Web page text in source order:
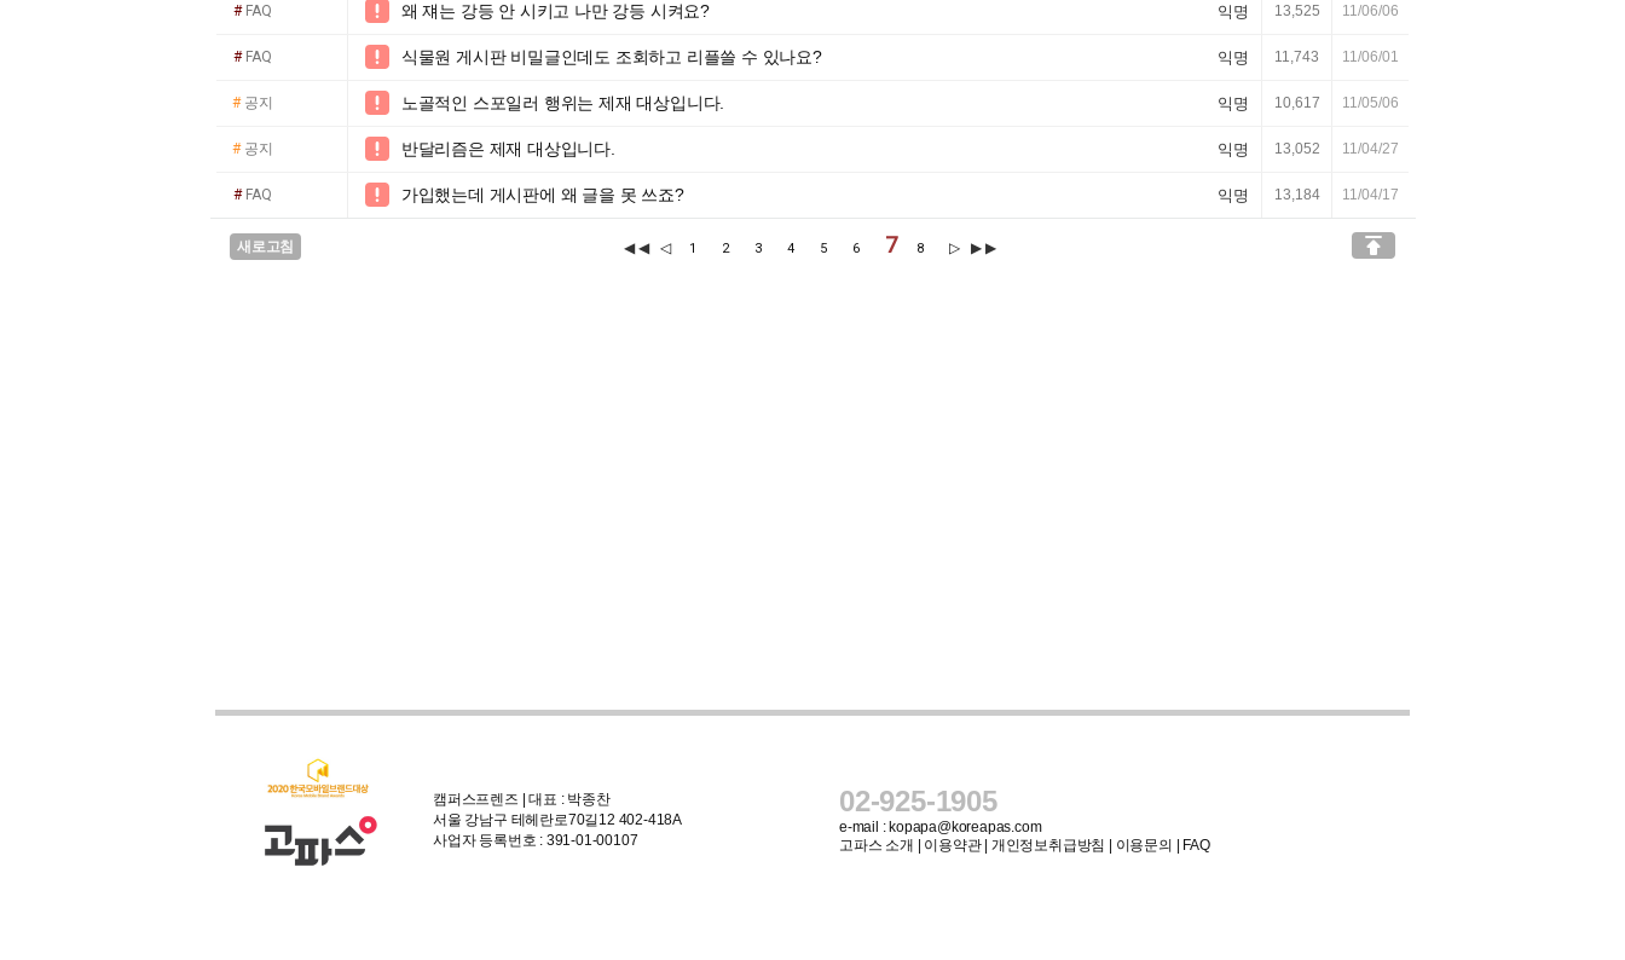
#FAQ  왜 쟤는 강등 안 시키고 나만 강등 시켜요? 익명 13,525 11/06/06
#FAQ  식물원 게시판 비밀글인데도 조회하고 리플쓸 수 있나요? 익명 11,743 11/06/01
#공지  노골적인 스포일러 행위는 제재 대상입니다. 익명 10,617 11/05/06
#공지  반달리즘은 제재 대상입니다. 익명 13,052 11/04/27
#FAQ  가입했는데 게시판에 왜 글을 못 쓰죠? 익명 13,184 11/04/17
새로고침 ◀◀ ◁ 1 2 3 4 5 6 7 8 ▷ ▶▶ 
캠퍼스프렌즈 | 대표 : 박종찬
서울 강남구 테헤란로70길12 402-418A
사업자 등록번호 : 391-01-00107
02-925-1905
e-mail : kopapa@koreapas.com
고파스 소개
이용약관| 개인정보취급방침 이용문의 FAQ